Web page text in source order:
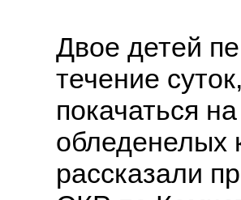
Двое детей
течение
покачаться
обледенелых
рассказали